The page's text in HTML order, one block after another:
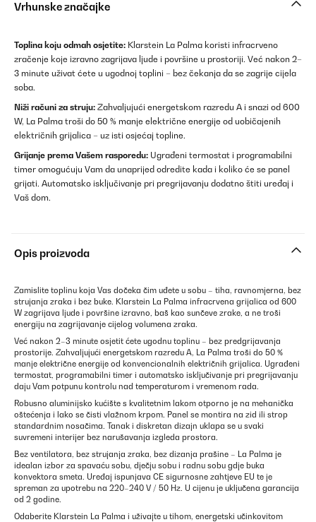
Vrhunske značajke
Toplina koju odmah osjetite: Klarstein La Palma koristi infracrveno
zračenje koje izravno zagrijava ljude i površine u prostoriji. Već nakon 2–
3 minute uživat ćete u ugodnoj toplini – bez čekanja da se zagrije cijela
soba.
Niži računi za struju: Zahvaljujući energetskom razredu A i snazi od 600
W, La Palma troši do 50 % manje električne energije od uobičajenih
električnih grijalica – uz isti osjećaj topline.
Grijanje prema Vašem rasporedu: Ugrađeni termostat i programabilni
timer omogućuju Vam da unaprijed odredite kada i koliko će se panel
grijati. Automatsko isključivanje pri pregrijavanju dodatno štiti uređaj i
Vaš dom.
Opis proizvoda
Zamislite toplinu koja Vas dočeka čim uđete u sobu – tiha, ravnomjerna, bez
strujanja zraka i bez buke. Klarstein La Palma infracrvena grijalica od 600
W zagrijava ljude i površine izravno, baš kao sunčeve zrake, a ne troši
energiju na zagrijavanje cijelog volumena zraka.
Već nakon 2–3 minute osjetit ćete ugodnu toplinu – bez predgrijavanja
prostorije. Zahvaljujući energetskom razredu A, La Palma troši do 50 %
manje električne energije od konvencionalnih električnih grijalica. Ugrađeni
termostat, programabilni timer i automatsko isključivanje pri pregrijavanju
daju Vam potpunu kontrolu nad temperaturom i vremenom rada.
Robusno aluminijsko kućište s kvalitetnim lakom otporno je na mehanička
oštećenja i lako se čisti vlažnom krpom. Panel se montira na zid ili strop
standardnim nosačima. Tanak i diskretan dizajn uklapa se u svaki
suvremeni interijer bez narušavanja izgleda prostora.
Bez ventilatora, bez strujanja zraka, bez dizanja prašine – La Palma je
idealan izbor za spavaću sobu, dječju sobu i radnu sobu gdje buka
konvektora smeta. Uređaj ispunjava CE sigurnosne zahtjeve EU te je
spreman za upotrebu na 220–240 V / 50 Hz. U cijenu je uključena garancija
od 2 godine.
Odaberite Klarstein La Palma i uživajte u tihom, energetski učinkovitom